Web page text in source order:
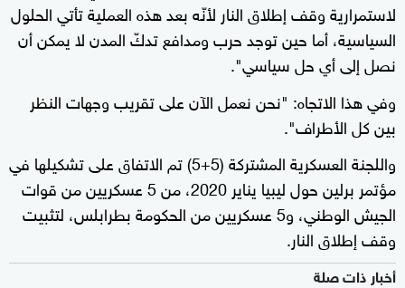
لاستمرارية وقف إطلاق النار لأنّه بعد هذه العملية تأتي الحلول
السياسية، أما حين توجد حرب ومدافع تدكّ المدن لا يمكن أن
نصل إلى أي حل سياسي".
وفي هذا الاتجاه: "نحن نعمل الآن على تقريب وجهات النظر
بين كل الأطراف".
واللجنة العسكرية المشتركة (5+5) تم الاتفاق على تشكيلها في
مؤتمر برلين حول ليبيا يناير 2020، من 5 عسكريين من قوات
الجيش الوطني، و5 عسكريين من الحكومة بطرابلس، لتثبيت
وقف إطلاق النار.
أخبار ذات صلة